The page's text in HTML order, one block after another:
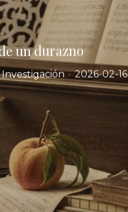
un durazno
Investigación · 2026-02-16